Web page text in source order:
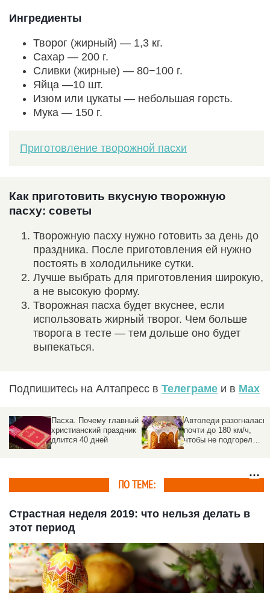
Ингредиенты
Творог (жирный) — 1,3 кг.
Сахар — 200 г.
Сливки (жирные) — 80−100 г.
Яйца —10 шт.
Изюм или цукаты — небольшая горсть.
Мука — 150 г.
Приготовление творожной пасхи
Как приготовить вкусную творожную
пасху: советы
Творожную пасху нужно готовить за день до
праздника. После приготовления ей нужно
постоять в холодильнике сутки.
Лучше выбрать для приготовления широкую,
а не высокую форму.
Творожная пасха будет вкуснее, если
использовать жирный творог. Чем больше
творога в тесте — тем дольше оно будет
выпекаться.
Подпишитесь на Алтапресс в Телеграме и в Max
Пасха. Почему главный
христианский праздник
длится 40 дней
Автоледи разогналась
почти до 180 км/ч,
чтобы не подгорел
ПО ТЕМЕ:
Страстная неделя 2019: что нельзя делать в
этот период